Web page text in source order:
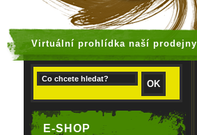
Virtuální prohlídka naší prodejny
E-SHOP